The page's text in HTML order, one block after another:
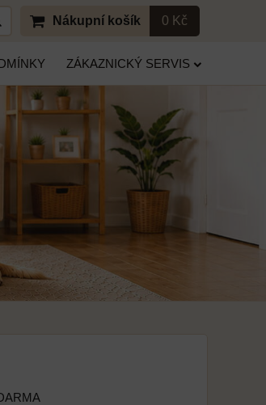
Nákupní košík 0 Kč
ZÁKAZNICKÝ SERVIS